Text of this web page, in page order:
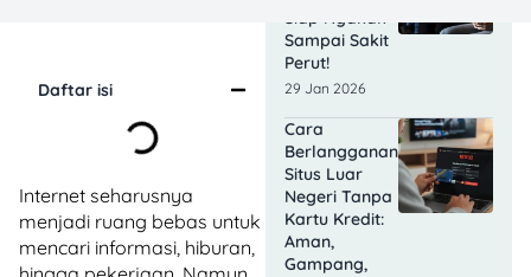
Daftar isi
Internet seharusnya
menjadi ruang bebas untuk
mencari informasi, hiburan,
Siap Ngakak
Sampai Sakit
Perut!
29 Jan 2026
Cara
Berlangganan
Situs Luar
Negeri Tanpa
Kartu Kredit:
Aman,
Gampang,